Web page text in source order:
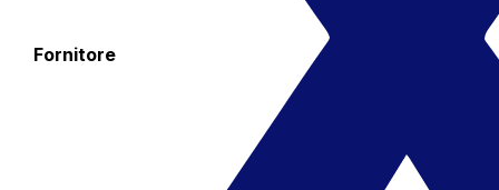
Fornitore